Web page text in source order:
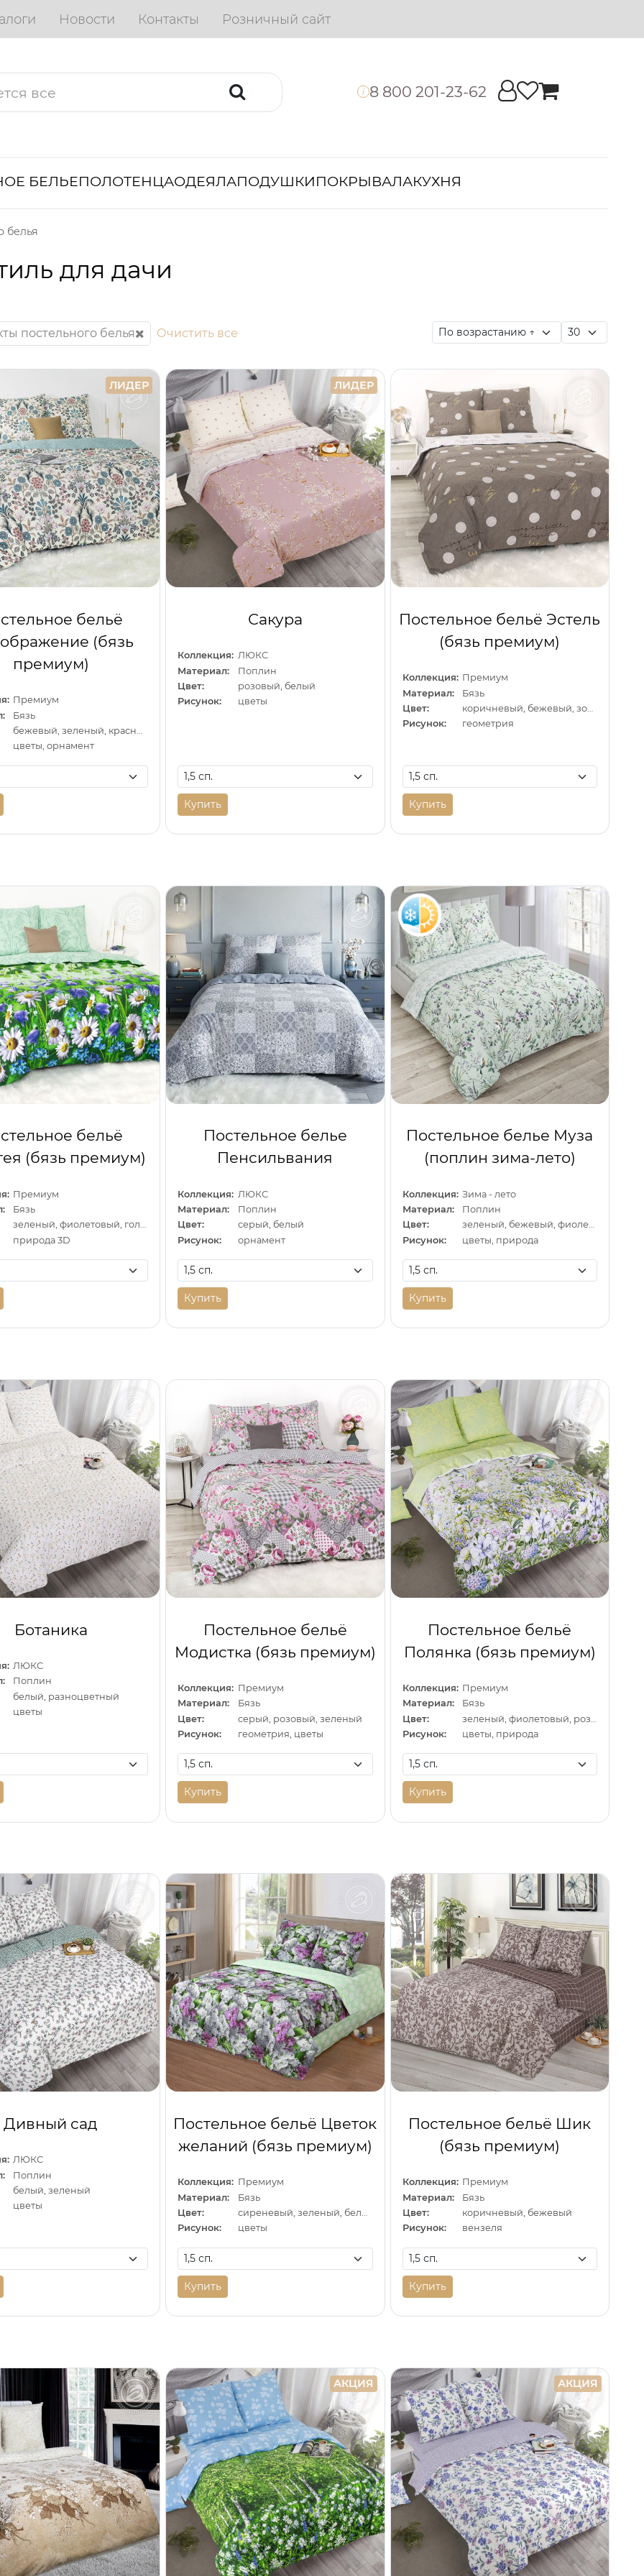
Новости Контакты Розничный сайт
i 8 800 201-23-62
БЕЛЬЕПОЛОТЕНЦАОДЕЯЛАПОДУШКИПОКРЫВАЛАКУХНЯ
белья
для дачи
постельного белья Очистить все
ЛИДЕР
бельё
(бязь
премиум)
Премиум
Бязь
цветы, орнамент
ЛИДЕР
Сакура
Коллекция: ЛЮКС
Материал:
Поплин
Цвет:
розовый, белый
Рисунок:
цветы
Купить
Постельное бельё Эстель
(бязь премиум)
Коллекция: Премиум
Материал:
Бязь
Цвет:
Рисунок:
геометрия
Купить
бельё
(бязь премиум)
Премиум
Бязь
зеленый, фиолетовый, голубой
природа 3D
Постельное белье
Пенсильвания
Коллекция: ЛЮКС
Материал:
Поплин
Цвет:
серый, белый
Рисунок:
орнамент
Купить
Постельное белье Муза
(поплин зима-лето)
Коллекция: Зима - лето
Материал:
Поплин
Цвет:
зеленый, бежевый, фиолетовый
Рисунок:
цветы, природа
Купить
Ботаника
ЛЮКС
Поплин
белый, разноцветный
цветы
Постельное бельё
Модистка (бязь премиум)
Коллекция: Премиум
Материал:
Бязь
Цвет:
серый, розовый, зеленый
Рисунок:
геометрия, цветы
Купить
Постельное бельё
Полянка (бязь премиум)
Коллекция: Премиум
Материал:
Бязь
Цвет:
Рисунок:
цветы, природа
Купить
Дивный сад
ЛЮКС
Поплин
белый, зеленый
цветы
Постельное бельё Цветок
желаний (бязь премиум)
Коллекция: Премиум
Материал:
Бязь
Цвет:
сиреневый, зеленый, белый
Рисунок:
цветы
Купить
Постельное бельё Шик
(бязь премиум)
Коллекция: Премиум
Материал:
Бязь
Цвет:
коричневый, бежевый
Рисунок:
вензеля
Купить
АКЦИЯ АКЦИЯ